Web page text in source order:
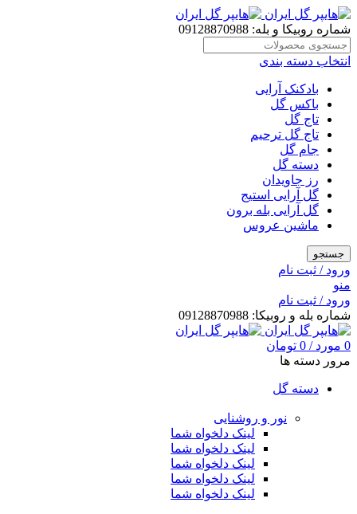
شماره روبیکا و بله: 09128870988
انتخاب دسته بندی
بادکنک آرایی
باکس گل
تاج گل
تاج گل ترحیم
جام گل
دسته گل
رز جاویدان
گل آرایی استیج
گل آرایی بله برون
ماشین عروس
جستجو
ورود / ثبت نام
منو
ورود / ثبت نام
شماره بله و روبیکا: 09128870988
0 مورد /
0 تومان
مرور دسته ها
دسته گل
نور و روشنایی
لینک دلخواه شما
لینک دلخواه شما
لینک دلخواه شما
لینک دلخواه شما
لینک دلخواه شما